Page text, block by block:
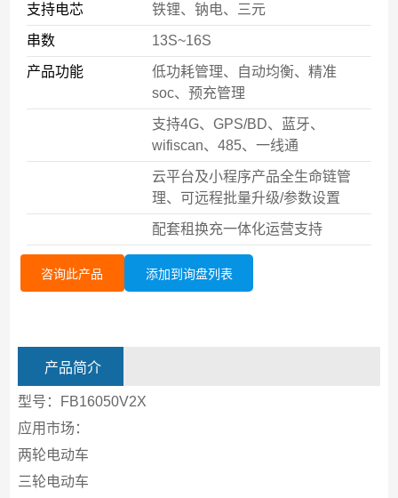
支持电芯 铁锂、钠电、三元
串数 13S~16S
产品功能
低功耗管理、自动均衡、精准
soc、预充管理
支持4G、GPS/BD、蓝牙、
wifiscan、485、一线通
云平台及小程序产品全生命链管
理、可远程批量升级/参数设置
配套租换充一体化运营支持
咨询此产品 添加到询盘列表
产品简介
型号：FB16050V2X
应用市场：
两轮电动车
三轮电动车